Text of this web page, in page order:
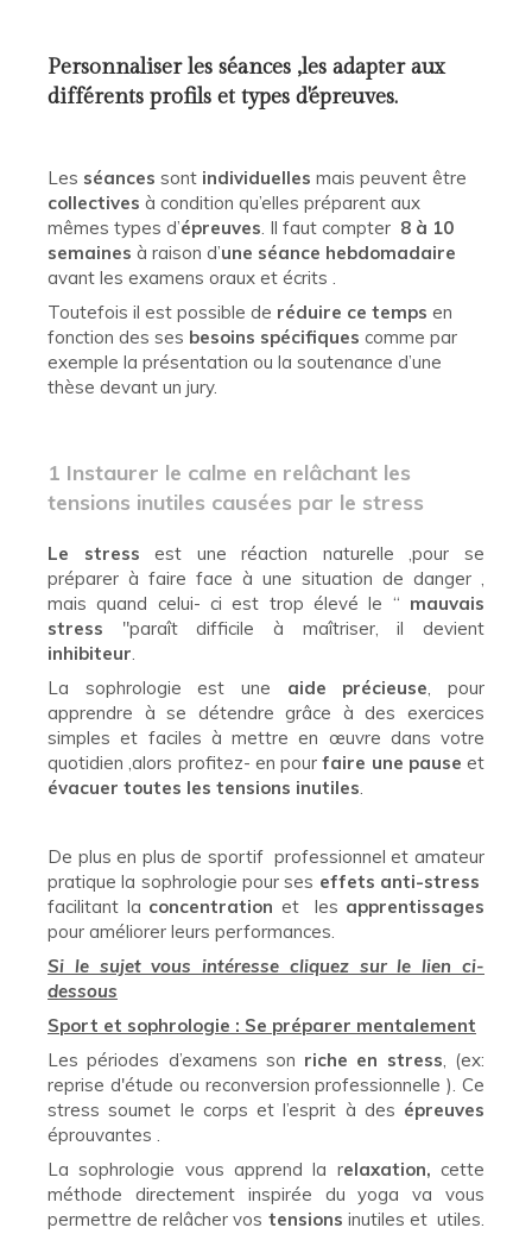
Personnaliser les séances ,les adapter aux
différents profils et types d'épreuves.
Les séances sont individuelles mais peuvent être
collectives à condition qu’elles préparent aux
mêmes types d’épreuves. Il faut compter 8 à 10
semaines à raison d’une séance hebdomadaire
avant les examens oraux et écrits .
Toutefois il est possible de réduire ce temps en
fonction des ses besoins spécifiques comme par
exemple la présentation ou la soutenance d’une
thèse devant un jury.
1 Instaurer le calme en relâchant les
tensions inutiles causées par le stress
Le stress est une réaction naturelle ,pour se
préparer à faire face à une situation de danger ,
mais quand celui- ci est trop élevé le “ mauvais
stress "paraît difficile à maîtriser, il devient
inhibiteur.
La sophrologie est une aide précieuse, pour
apprendre à se détendre grâce à des exercices
simples et faciles à mettre en œuvre dans votre
quotidien ,alors profitez- en pourfaire une pause et
évacuer toutes les tensions inutiles.
De plus en plus de sportif professionnel et amateur
pratique la sophrologie pour ses effets anti-stress
facilitant la concentration et les apprentissages
pour améliorer leurs performances.
Si le sujet vous intéresse cliquez sur le lien ci-
dessous
Sport et sophrologie : Se préparer mentalement
Les périodes d’examens son riche en stress, (ex:
reprise d'étude ou reconversion professionnelle ). Ce
stress soumet le corps et l’esprit à des épreuves
éprouvantes .
La sophrologie vous apprend la relaxation, cette
méthode directement inspirée du yoga va vous
permettre de relâcher vos tensions inutiles et utiles.